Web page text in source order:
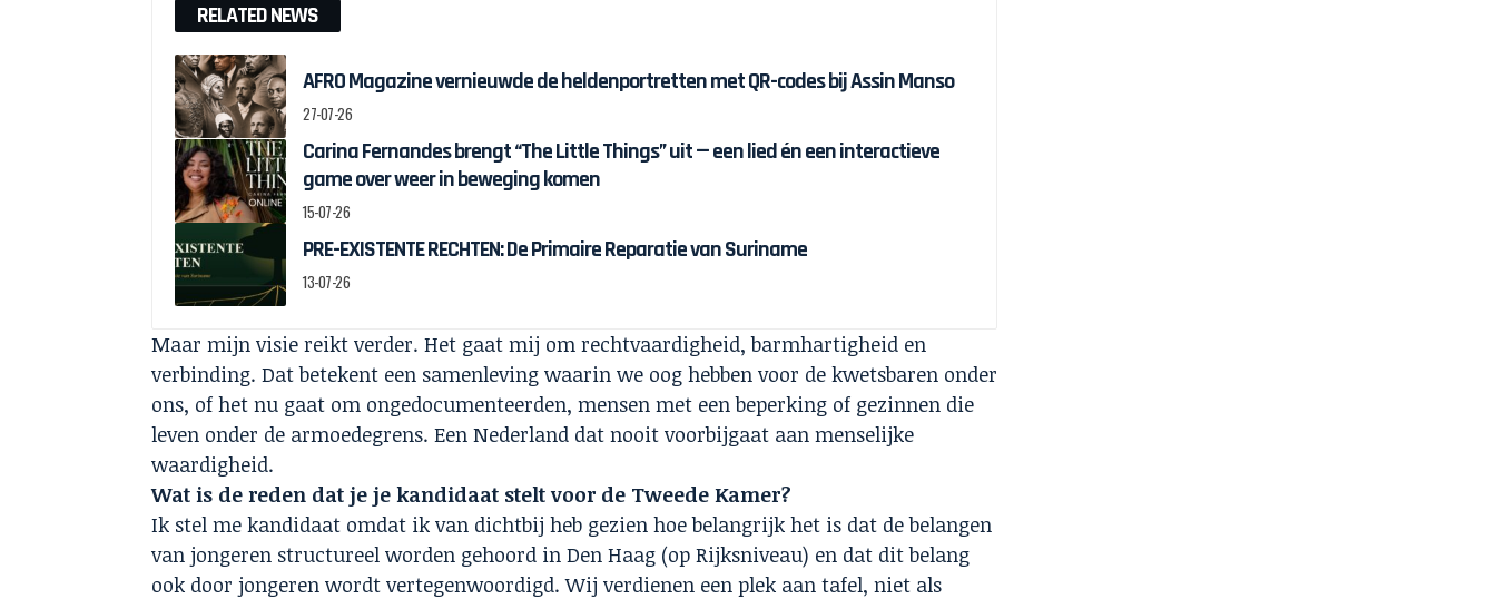
RELATED NEWS
AFRO Magazine vernieuwde de heldenportretten met QR-codes bij Assin Manso
27-07-26
Carina Fernandes brengt “The Little Things” uit — een lied én een interactieve
game over weer in beweging komen
15-07-26
PRE-EXISTENTE RECHTEN: De Primaire Reparatie van Suriname
13-07-26
Maar mijn visie reikt verder. Het gaat mij om rechtvaardigheid, barmhartigheid en
verbinding. Dat betekent een samenleving waarin we oog hebben voor de kwetsbaren onder
ons, of het nu gaat om ongedocumenteerden, mensen met een beperking of gezinnen die
leven onder de armoedegrens. Een Nederland dat nooit voorbijgaat aan menselijke
waardigheid.
Wat is de reden dat je je kandidaat stelt voor de Tweede Kamer?
Ik stel me kandidaat omdat ik van dichtbij heb gezien hoe belangrijk het is dat de belangen
van jongeren structureel worden gehoord in Den Haag (op Rijksniveau) en dat dit belang
ook door jongeren wordt vertegenwoordigd. Wij verdienen een plek aan tafel, niet als